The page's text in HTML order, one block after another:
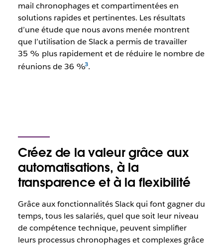
mail chronophages et compartimentées en
solutions rapides et pertinentes. Les résultats
d’une étude que nous avons menée montrent
que l’utilisation de Slack a permis de travailler
35 % plus rapidement et de réduire le nombre de
réunions de 36 % .
Créez de la valeur grâce aux
automatisations, à la
transparence et à la flexibilité
Grâce aux fonctionnalités Slack qui font gagner du
temps, tous les salariés, quel que soit leur niveau
de compétence technique, peuvent simplifier
leurs processus chronophages et complexes grâce